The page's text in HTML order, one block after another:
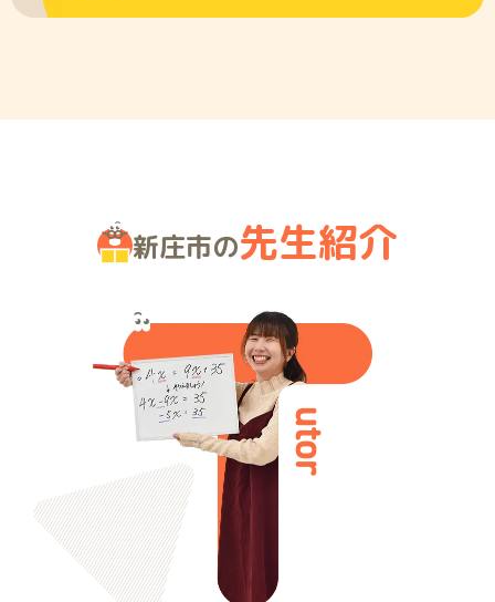
新庄市の先生紹介